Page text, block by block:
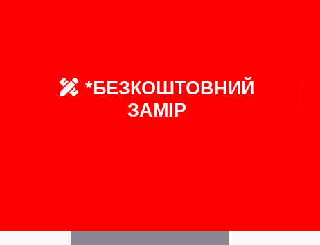
*БЕЗКОШТОВНИЙ
ЗАМІР